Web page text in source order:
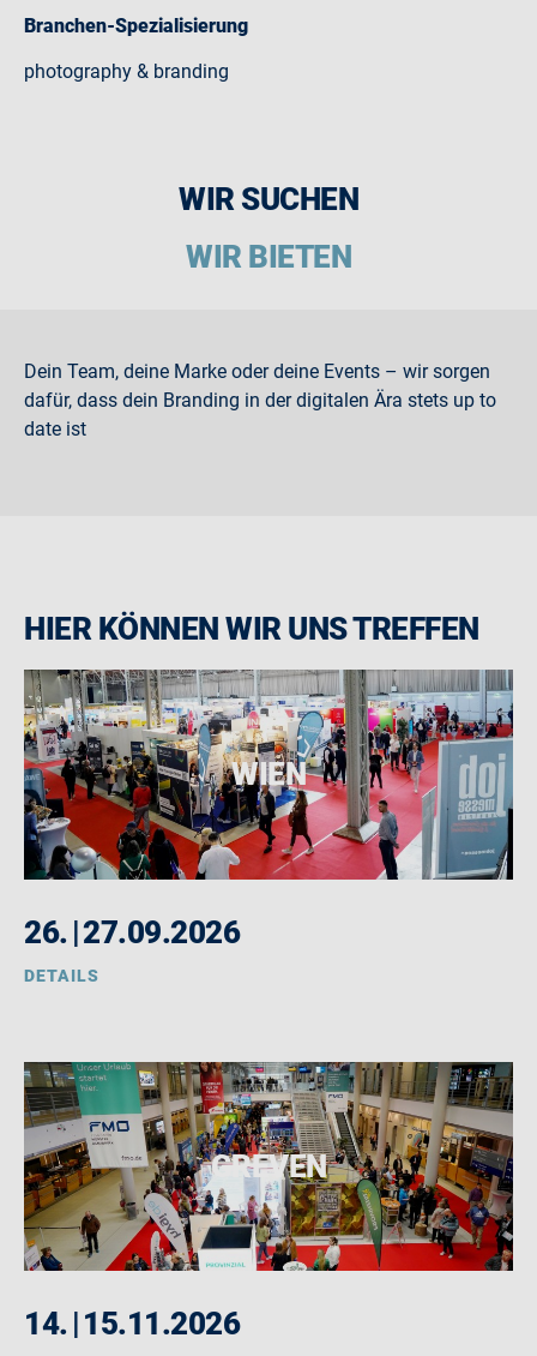
Branchen-Spezialisierung
photography & branding
WIR SUCHEN
WIR BIETEN
Dein Team, deine Marke oder deine Events – wir sorgen
dafür, dass dein Branding in der digitalen Ära stets up to
date ist
HIER KÖNNEN WIR UNS TREFFEN
WIEN
26. |27.09.2026
DETAILS
GREVEN
14. | 15.11.2026